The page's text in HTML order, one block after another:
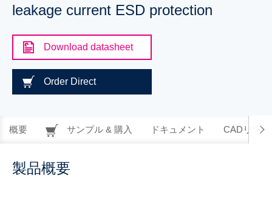
leakage current ESD protection
Download datasheet
Order Direct
概要 サンプル & 購入 ドキュメント CADリソー
製品概要